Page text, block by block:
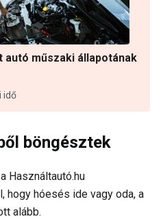
műszaki állapotának
idő
böngésztek
Használtautó.hu
hóesés ide vagy oda, a
alább.